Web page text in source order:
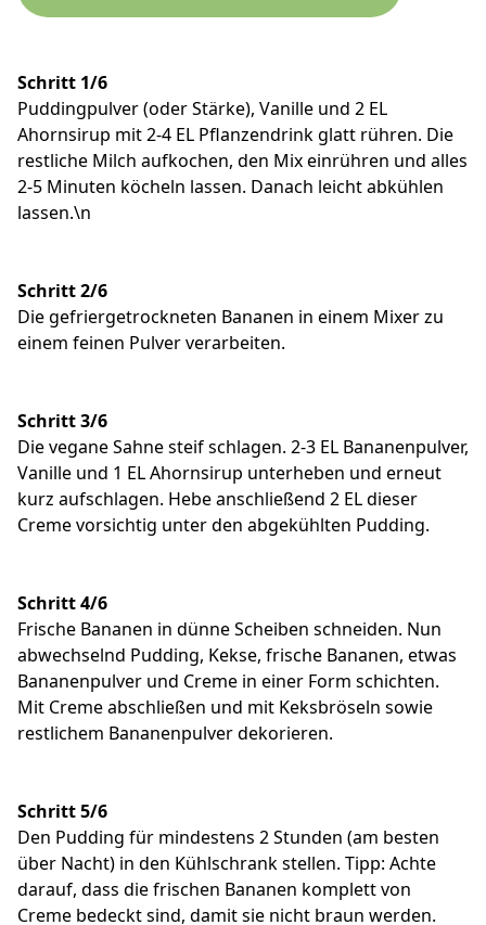
Schritt 1/6
Puddingpulver (oder Stärke), Vanille und 2 EL
Ahornsirup mit 2-4 EL Pflanzendrink glatt rühren. Die
restliche Milch aufkochen, den Mix einrühren und alles
2-5 Minuten köcheln lassen. Danach leicht abkühlen
lassen.\n
Schritt 2/6
Die gefriergetrockneten Bananen in einem Mixer zu
einem feinen Pulver verarbeiten.
Schritt 3/6
Die vegane Sahne steif schlagen. 2-3 EL Bananenpulver,
Vanille und 1 EL Ahornsirup unterheben und erneut
kurz aufschlagen. Hebe anschließend 2 EL dieser
Creme vorsichtig unter den abgekühlten Pudding.
Schritt 4/6
Frische Bananen in dünne Scheiben schneiden. Nun
abwechselnd Pudding, Kekse, frische Bananen, etwas
Bananenpulver und Creme in einer Form schichten.
Mit Creme abschließen und mit Keksbröseln sowie
restlichem Bananenpulver dekorieren.
Schritt 5/6
Den Pudding für mindestens 2 Stunden (am besten
über Nacht) in den Kühlschrank stellen. Tipp: Achte
darauf, dass die frischen Bananen komplett von
Creme bedeckt sind, damit sie nicht braun werden.